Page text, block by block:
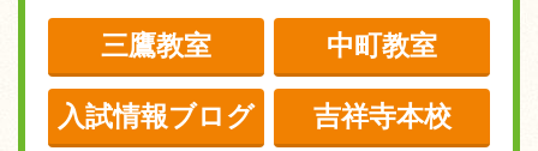
三鷹教室 中町教室
入試情報ブログ 吉祥寺本校